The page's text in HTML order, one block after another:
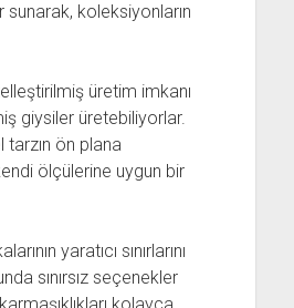
sunarak, koleksiyonların
üretim imkanı
giysiler üretebiliyorlar.
tarzın ön plana
ölçülerine uygun bir
yaratıcı sınırlarını
sınırsız seçenekler